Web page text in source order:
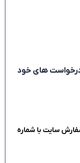
درخواست های خود
سایت با شماره